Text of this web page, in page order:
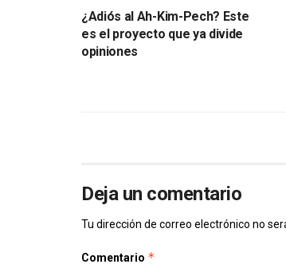
¿Adiós al Ah-Kim-Pech? Este
es el proyecto que ya divide
opiniones
Deja un comentario
Tu dirección de correo electrónico no
Comentario *